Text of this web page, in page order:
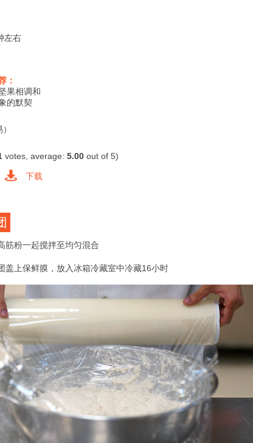
左右
：
果相调和
的默契
votes, average:5.00 out of 5)
下载
筋粉一起搅拌至均匀混合
盖上保鲜膜，放入冰箱冷藏室中冷藏16小时